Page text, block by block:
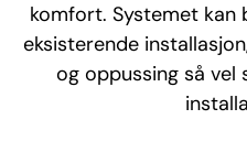
komfort. Systemet kan
eksisterende
og oppussing så